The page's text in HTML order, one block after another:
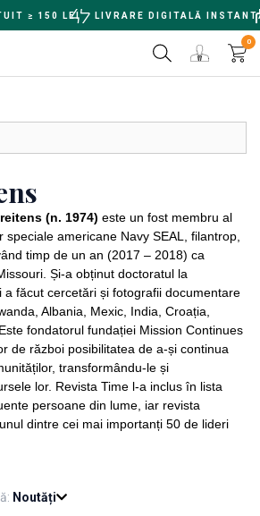
≥ 150 LEI LIVRARE DIGITALĂ
0
(n. 1974) este un fost membru al
speciale americane Navy SEAL, filantrop,
timp de un an (2017 – 2018) ca
Și-a obținut doctoratul la
a făcut cercetări și fotografii documentare
Albania, Mexic, India, Croația,
fondatorul fundației Mission Continues
de război posibilitatea de a-și continua
transformându-le și
lor. Revista Time l-a inclus în lista
persoane din lume, iar revista
dintre cei mai importanți 50 de lideri
Noutăți